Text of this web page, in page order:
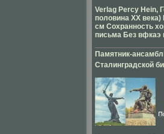
в 1826 гвемсб,
полку, служил в
г в отставке;
главного
деятельным
комитета
наградил его
Verlag Percy Hein,
половина ХХ века)
см Сохранность
письма Без вфкаэ
Памятник-
Сталинградской
Мамаев курган
открыток
г инфо 3073y.